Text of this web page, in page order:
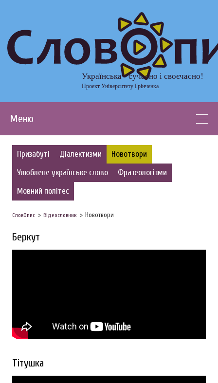
Українська - сучасно і своєчасно!
Проект Університету Грінченка
Меню
Призабуті Діалектизми
Новотвори
Улюблене українське слово
Фразеологізми
Мовний політес
СловОпис Відеословник Новотвори
Беркут
Тітушка